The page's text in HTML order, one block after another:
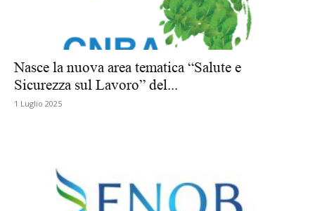
Nasce la nuova area tematica “Salute e
Sicurezza sul Lavoro” del...
1 Luglio 2025